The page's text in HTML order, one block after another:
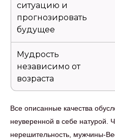
ситуацию и
прогнозировать
будущее
Мудрость
независимо от
возраста
Все описанные качества
неуверенной в себе натурой.
нерешительность, мужчины-